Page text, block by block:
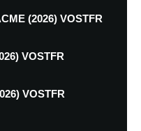
(2026) VOSTFR
VOSTFR
VOSTFR